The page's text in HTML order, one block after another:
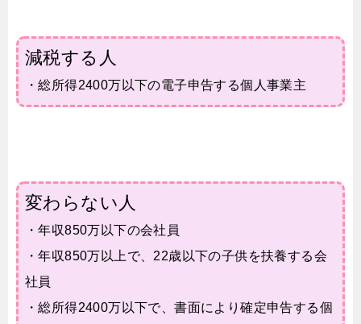
減税する人
・総所得2400万以下の電子申告する個人事業主
変わらない人
・年収850万以下の会社員
・年収850万以上で、22歳以下の子供を扶養する会
社員
・総所得2400万以下で、書面により確定申告する個